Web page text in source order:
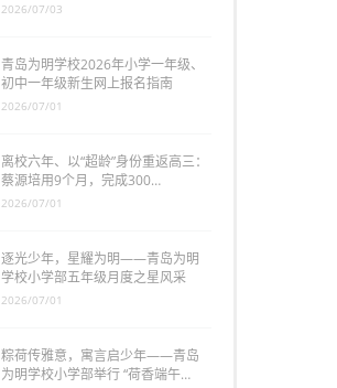
2026/07/03
青岛为明学校2026年小学一年级、
初中一年级新生网上报名指南
2026/07/01
离校六年、以“超龄”身份重返高三：
蔡源培用9个月，完成300…
2026/07/01
逐光少年，星耀为明——青岛为明
学校小学部五年级月度之星风采
2026/07/01
粽荷传雅意，寓言启少年——青岛
为明学校小学部举行 “荷香端午…